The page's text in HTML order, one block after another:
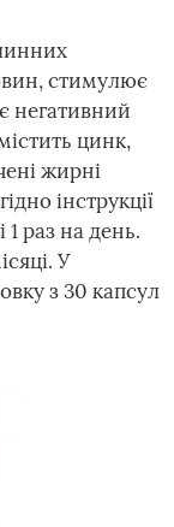
стимулює
негативний
цинк,
жирні
інструкції
1 раз на день.
У
з 30 капсул